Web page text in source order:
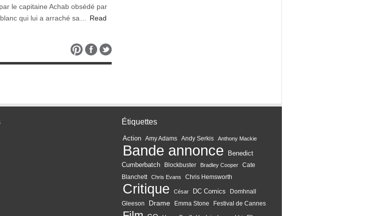
le capitaine Achab obsédé par
qui lui a arraché sa…
Read
Étiquettes
Action Amy Adams Andy Serkis Anthony Mackie
Bande annonce
Benedict
Cumberbatch
Blockbuster Bradley Cooper
Cate
Blanchett
Chris Evans Chris Hemsworth
Critique César DC Comics
Domhnall
Gleeson
Drame Emma Stone Festival de Cannes